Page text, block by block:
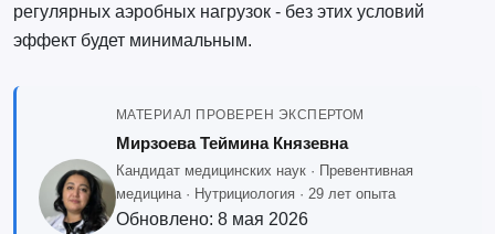
регулярных аэробных нагрузок - без этих условий
эффект будет минимальным.
МАТЕРИАЛ ПРОВЕРЕН ЭКСПЕРТОМ
Мирзоева Теймина Князевна
Кандидат медицинских наук · Превентивная
медицина · Нутрициология · 29 лет опыта
Обновлено: 8 мая 2026